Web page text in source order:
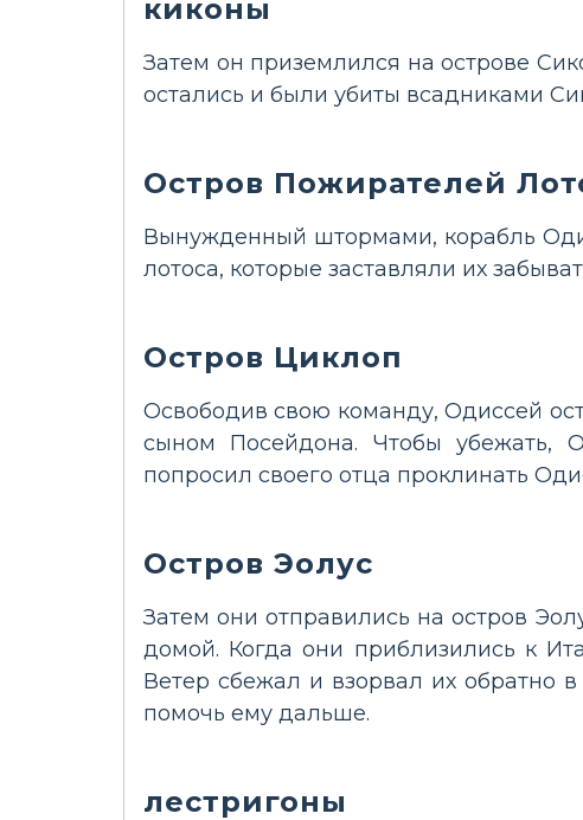
киконы
Затем он приземлился на острове
остались и были убиты всадниками
Остров Пожирателей
Вынужденный штормами, корабль
лотоса, которые заставляли их
Остров Циклоп
Освободив свою команду, Одиссей
сыном Посейдона. Чтобы
попросил своего отца проклинать
Остров Эолус
Затем они отправились на остров
домой. Когда они приблизились к
Ветер сбежал и взорвал их обратно
помочь ему дальше.
лестригоны